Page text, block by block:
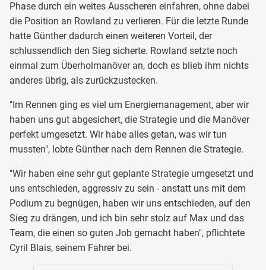
Phase durch ein weites Ausscheren einfahren, ohne dabei
die Position an Rowland zu verlieren. Für die letzte Runde
hatte Günther dadurch einen weiteren Vorteil, der
schlussendlich den Sieg sicherte. Rowland setzte noch
einmal zum Überholmanöver an, doch es blieb ihm nichts
anderes übrig, als zurückzustecken.
"Im Rennen ging es viel um Energiemanagement, aber wir
haben uns gut abgesichert, die Strategie und die Manöver
perfekt umgesetzt. Wir habe alles getan, was wir tun
mussten", lobte Günther nach dem Rennen die Strategie.
"Wir haben eine sehr gut geplante Strategie umgesetzt und
uns entschieden, aggressiv zu sein - anstatt uns mit dem
Podium zu begnügen, haben wir uns entschieden, auf den
Sieg zu drängen, und ich bin sehr stolz auf Max und das
Team, die einen so guten Job gemacht haben", pflichtete
Cyril Blais, seinem Fahrer bei.